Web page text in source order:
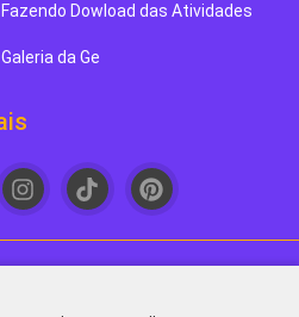
Fazendo Dowload das Atividades
Galeria da Ge